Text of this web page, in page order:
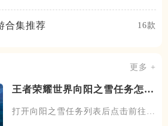
合集推荐 16款
更多 +
王者荣耀世界向阳之雪任务怎么
打开向阳之雪任务列表后点击前往探